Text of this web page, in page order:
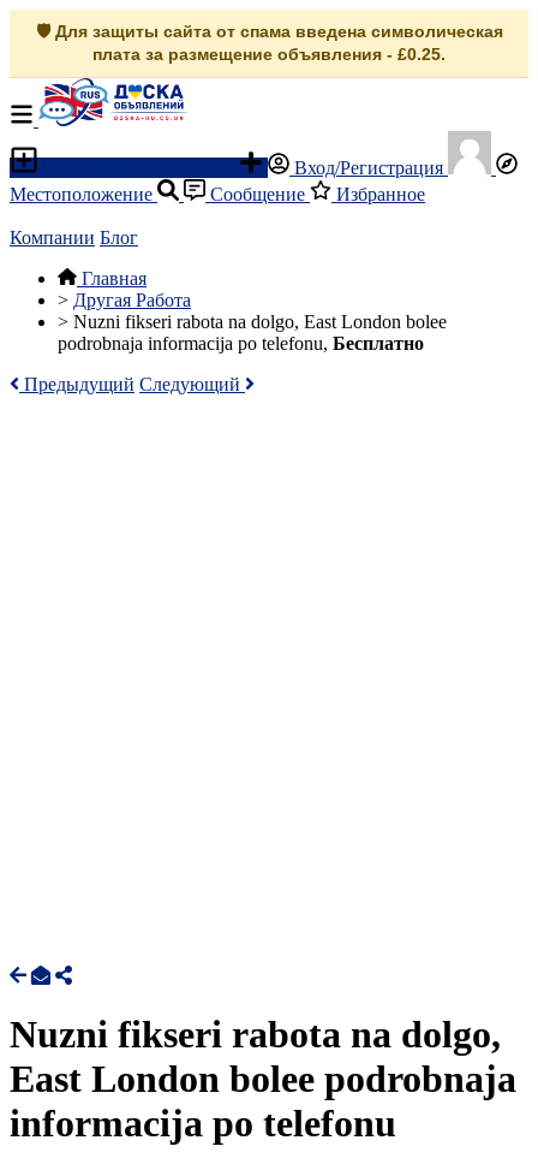
🛡️ Для защиты сайта от спама введена символическая
плата за размещение объявления - £0.25.
Вход/Регистрация
Местоположение
Сообщение Избранное
Компании Блог
Главная
> Другая Работа
> Nuzni fikseri rabota na dolgo, East London bolee
podrobnaja informacija po telefonu, Бесплатно
Предыдущий Следующий
Nuzni fikseri rabota na dolgo,
East London bolee podrobnaja
informacija po telefonu